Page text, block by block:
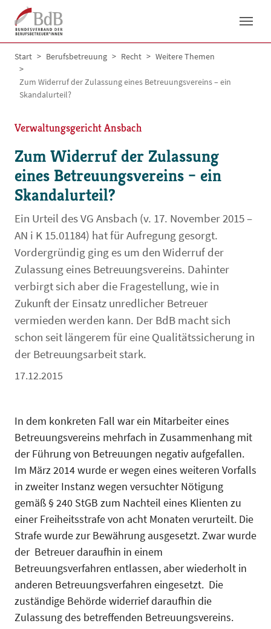
Skip to main navigation
Skip to main content
Skip to page footer
You are here:
Start Berufsbetreuung Recht Weitere Themen
Zum Widerruf der Zulassung eines Betreuungsvereins – ein
Skandalurteil?
Verwaltungsgericht Ansbach
Zum Widerruf der Zulassung
eines Betreuungsvereins – ein
Skandalurteil?
Ein Urteil des VG Ansbach (v. 17. November 2015 –
AN i K 15.01184) hat für Aufregung gesorgt.
Vordergründig ging es um den Widerruf der
Zulassung eines Betreuungsvereins. Dahinter
verbirgt sich aber die Fragestellung, wie in
Zukunft der Einsatz unredlicher Betreuer
vermieden werden kann. Der BdB macht sich
schon seit längerem für eine Qualitätssicherung in
der Betreuungsarbeit stark.
17.12.2015
In dem konkreten Fall war ein Mitarbeiter eines
Betreuungsvereins mehrfach in Zusammenhang mit
der Führung von Betreuungen negativ aufgefallen.
Im März 2014 wurde er wegen eines weiteren Vorfalls
in zweiter Instanz wegen versuchter Nötigung
gemäß § 240 StGB zum Nachteil eines Klienten zu
einer Freiheitsstrafe von acht Monaten verurteilt. Die
Strafe wurde zur Bewährung ausgesetzt. Zwar wurde
der Betreuer daraufhin in einem
Betreuungsverfahren entlassen, aber wiederholt in
anderen Betreuungsverfahren eingesetzt. Die
zuständige Behörde widerrief daraufhin die
Zulassung des betreffenden Betreuungsvereins.